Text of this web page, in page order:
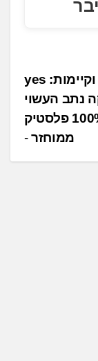
חדשנות וקיימות: yes
נתב העשוי
100% פלסטיק
ממוחזר